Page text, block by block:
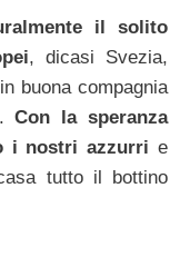
il solito
, dicasi Svezia,
buona compagnia
Con la speranza
i nostri azzurri e
tutto il bottino